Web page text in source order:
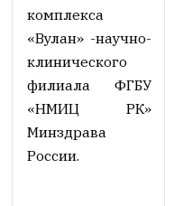
комплекса
«Вулан» -научно-
клинического
филиала ФГБУ
«НМИЦ РК»
Минздрава
России.